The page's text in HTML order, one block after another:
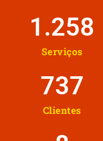
Serviços
1.258
Clientes
737